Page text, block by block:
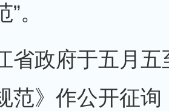
。
政府于五月五
范》作公开征